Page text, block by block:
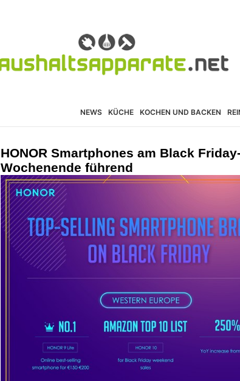
NEWS KÜCHE KOCHEN UND BACKEN
HONOR Smartphones am Black
Wochenende führend